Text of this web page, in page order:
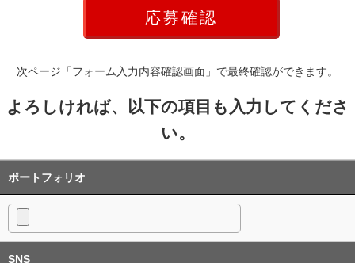
次ページ「フォーム入力内容確認画面」で最終確認ができます。
よろしければ、以下の項目も入力してくださ
い。
ポートフォリオ
SNS